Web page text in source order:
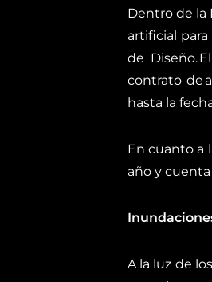
Dentro de la
artificial para
de Diseño.
contrato de
hasta la
En cuanto a
año y
A la luz de